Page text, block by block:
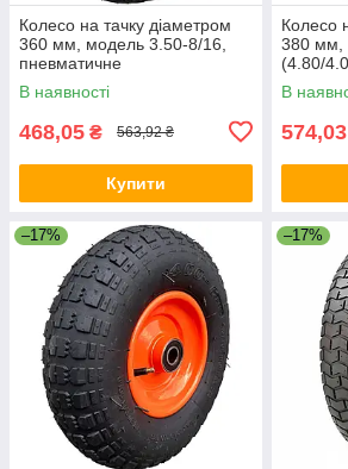
Колесо на тачку діаметром
360 мм, модель 3.50-8/16,
пневматичне
В наявності
468,05 ₴ 563,92 ₴
Купити
Колесо
380 мм,
(4.80/
В
574,03
–17% –17%